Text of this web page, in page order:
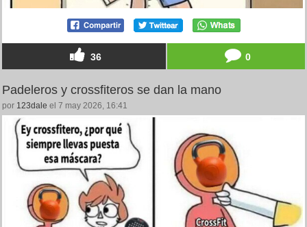
36 0
Padeleros y crossfiteros se dan la mano
por 123dale el 7 may 2026, 16:41